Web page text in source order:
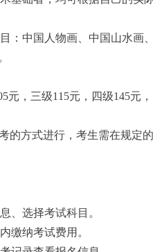
：中国人物画、中国山水画
元，三级115元，四级145元
的方式进行，考生需在规定
、选择考试科目。
缴纳考试费用。